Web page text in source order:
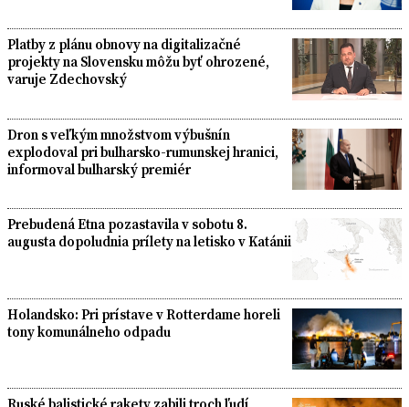
Platby z plánu obnovy na digitalizačné
projekty na Slovensku môžu byť ohrozené,
varuje Zdechovský
Dron s veľkým množstvom výbušnín
explodoval pri bulharsko-rumunskej hranici,
informoval bulharský premiér
Prebudená Etna pozastavila v sobotu 8.
augusta dopoludnia prílety na letisko v Katánii
Holandsko: Pri prístave v Rotterdame horeli
tony komunálneho odpadu